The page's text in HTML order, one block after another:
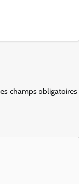
champs obligatoires